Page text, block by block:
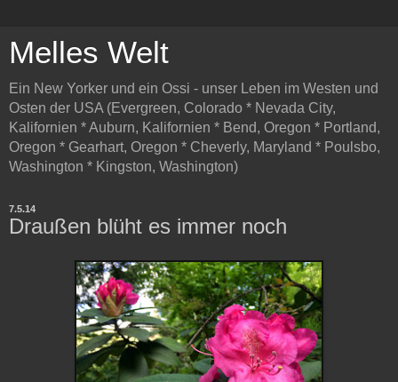
Melles Welt
Ein New Yorker und ein Ossi - unser Leben im Westen und
Osten der USA (Evergreen, Colorado * Nevada City,
Kalifornien * Auburn, Kalifornien * Bend, Oregon * Portland,
Oregon * Gearhart, Oregon * Cheverly, Maryland * Poulsbo,
Washington * Kingston, Washington)
7.5.14
Draußen blüht es immer noch